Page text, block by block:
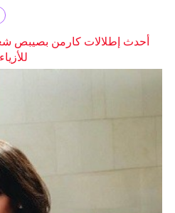
أحدث إطلالات كارمن بصيبص
للأزياء